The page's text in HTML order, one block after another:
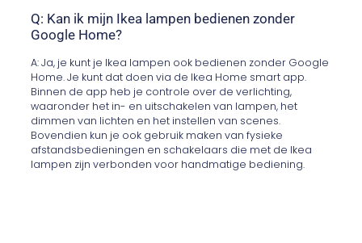
Q: Kan ik mijn Ikea lampen bedienen zonder
Google Home?
A: Ja, je kunt je Ikea lampen ook bedienen zonder Google
Home. Je kunt dat doen via de Ikea Home smart app.
Binnen de app heb je controle over de verlichting,
waaronder het in- en uitschakelen van lampen, het
dimmen van lichten en het instellen van scenes.
Bovendien kun je ook gebruik maken van fysieke
afstandsbedieningen en schakelaars die met de Ikea
lampen zijn verbonden voor handmatige bediening.